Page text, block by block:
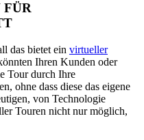
FÜR
das bietet ein virtueller
Ihren Kunden oder
Tour durch Ihre
ohne dass diese das eigene
von Technologie
Touren nicht nur möglich,